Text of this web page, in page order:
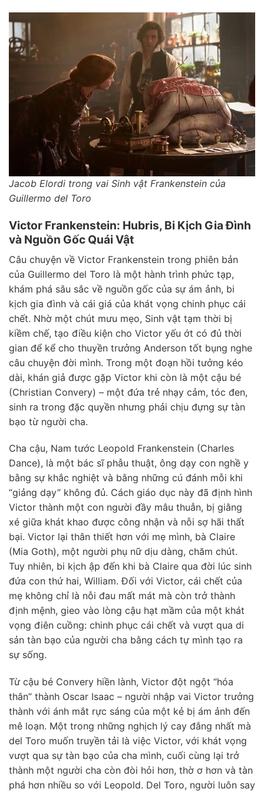
Jacob Elordi trong vai Sinh vật Frankenstein của
Guillermo del Toro
Victor Frankenstein: Hubris, Bi Kịch Gia Đình
và Nguồn Gốc Quái Vật
Câu chuyện về Victor Frankenstein trong phiên bản
của Guillermo del Toro là một hành trình phức tạp,
khám phá sâu sắc về nguồn gốc của sự ám ảnh, bi
kịch gia đình và cái giá của khát vọng chinh phục cái
chết. Nhờ một chút mưu mẹo, Sinh vật tạm thời bị
kiềm chế, tạo điều kiện cho Victor yếu ớt có đủ thời
gian để kể cho thuyền trưởng Anderson tốt bụng nghe
câu chuyện đời mình. Trong một đoạn hồi tưởng kéo
dài, khán giả được gặp Victor khi còn là một cậu bé
(Christian Convery) – một đứa trẻ nhạy cảm, tóc đen,
sinh ra trong đặc quyền nhưng phải chịu đựng sự tàn
bạo từ người cha.
Cha cậu, Nam tước Leopold Frankenstein (Charles
Dance), là một bác sĩ phẫu thuật, ông dạy con nghề y
bằng sự khắc nghiệt và bằng những cú đánh mỗi khi
“giảng dạy” không đủ. Cách giáo dục này đã định hình
Victor thành một con người đầy mâu thuẫn, bị giằng
xé giữa khát khao được công nhận và nỗi sợ hãi thất
bại. Victor lại thân thiết hơn với mẹ mình, bà Claire
(Mia Goth), một người phụ nữ dịu dàng, chăm chút.
Tuy nhiên, bi kịch ập đến khi bà Claire qua đời lúc sinh
đứa con thứ hai, William. Đối với Victor, cái chết của
mẹ không chỉ là nỗi đau mất mát mà còn trở thành
định mệnh, gieo vào lòng cậu hạt mầm của một khát
vọng điên cuồng: chinh phục cái chết và vượt qua di
sản tàn bạo của người cha bằng cách tự mình tạo ra
sự sống.
Từ cậu bé Convery hiền lành, Victor đột ngột “hóa
thân” thành Oscar Isaac – người nhập vai Victor trưởng
thành với ánh mắt rực sáng của một kẻ bị ám ảnh đến
mê loạn. Một trong những nghịch lý cay đắng nhất mà
del Toro muốn truyền tải là việc Victor, với khát vọng
vượt qua sự tàn bạo của cha mình, cuối cùng lại trở
thành một người cha còn đòi hỏi hơn, thờ ơ hơn và tàn
phá hơn nhiều so với Leopold. Del Toro, người luôn say